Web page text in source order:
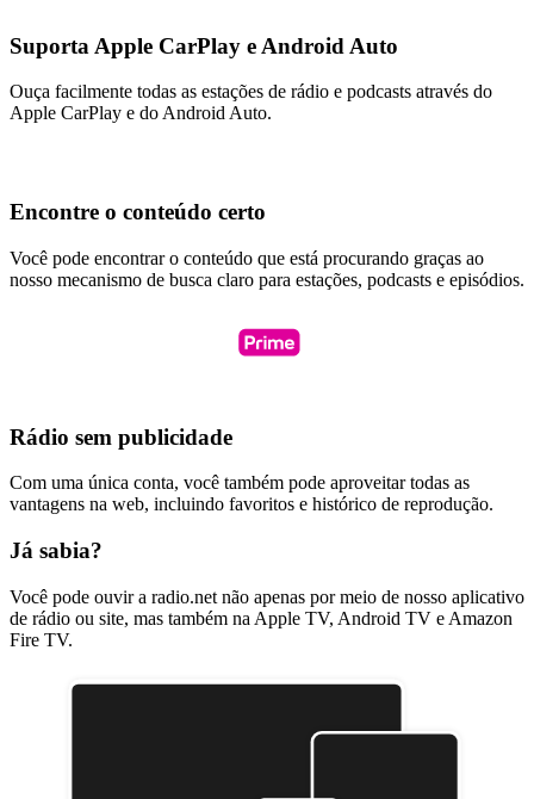
Suporta Apple CarPlay e Android Auto
Ouça facilmente todas as estações de rádio e podcasts através do
Apple CarPlay e do Android Auto.
Encontre o conteúdo certo
Você pode encontrar o conteúdo que está procurando graças ao
nosso mecanismo de busca claro para estações, podcasts e episódios.
Rádio sem publicidade
Com uma única conta, você também pode aproveitar todas as
vantagens na web, incluindo favoritos e histórico de reprodução.
Já sabia?
Você pode ouvir a radio.net não apenas por meio de nosso aplicativo
de rádio ou site, mas também na Apple TV, Android TV e Amazon
Fire TV.